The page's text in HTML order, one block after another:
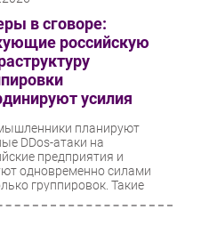
в сговоре:
российскую
усилия
планируют
DDos-атаки на
предприятия и
одновременно силами
группировок. Такие